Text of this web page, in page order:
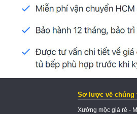
Sơ lược về chúng
Xưởng mộc giá rẻ -